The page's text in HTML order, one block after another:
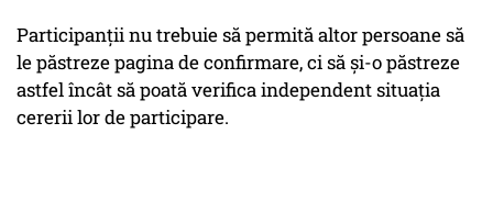
Participanţii nu trebuie să permită altor persoane să
le păstreze pagina de confirmare, ci să şi-o păstreze
astfel încât să poată verifica independent situaţia
cererii lor de participare.